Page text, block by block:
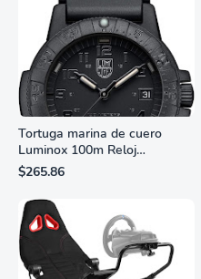
Tortuga marina de cuero
Luminox 100m Reloj
analógico de cuarzo
resistente al agua
$265.86